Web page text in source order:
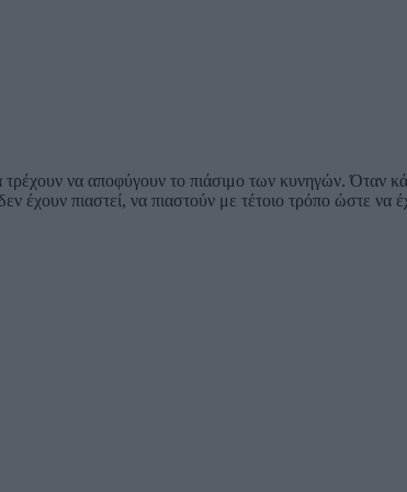
να αποφύγουν το πιάσιμο των κυνηγών. Όταν
πιαστεί, να πιαστούν με τέτοιο τρόπο ώστε να